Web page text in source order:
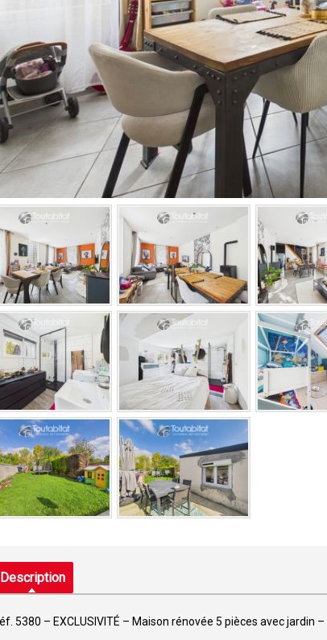
Description
5380 – EXCLUSIVITÉ – Maison rénovée 5 pièces avec jardin